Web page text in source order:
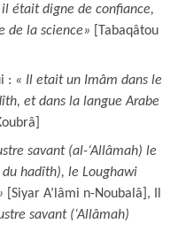
était digne de confiance,
de la science» [Tabaqâtou
: « Il etait un Imâm dans le
et dans la langue Arabe
savant (al-‘Allâmah) le
hadîth), le Loughawi
[Siyar A’lâmi n-Noubalâ], Il
savant (‘Allâmah)